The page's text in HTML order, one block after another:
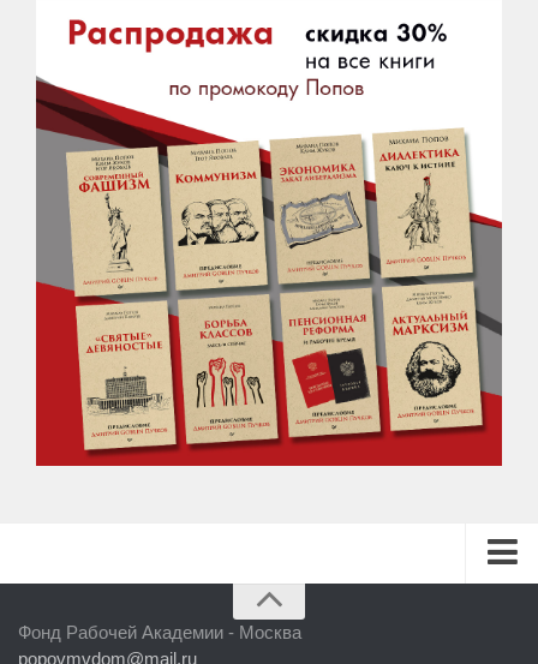
БИБЛИОТЕКА
Фонд Рабочей Академии - Москва
popovmvdom@mail.ru